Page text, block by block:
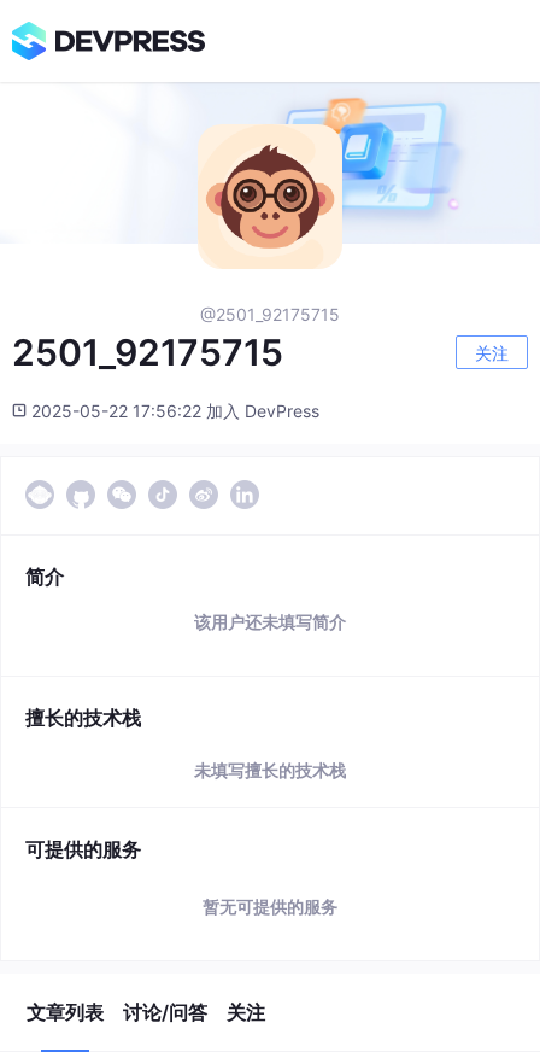
@2501_92175715
2501_92175715 关注
2025-05-22 17:56:22 加入 DevPress
简介
该用户还未填写简介
擅长的技术栈
未填写擅长的技术栈
可提供的服务
暂无可提供的服务
文章列表 讨论/问答 关注